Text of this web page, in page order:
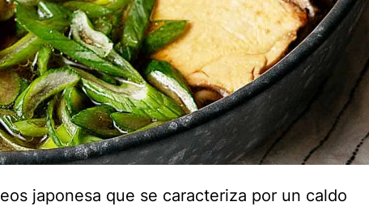
japonesa que se caracteriza por un caldo